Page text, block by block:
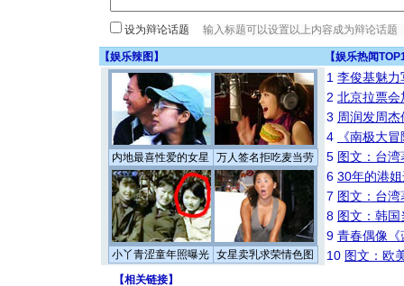
设为辩论话题
【娱乐辣图 】 【娱乐热闻
内地最喜性爱的女星 万人签名拒吃麦当劳
小丫青涩童年照曝光 女星卖乳求荣情色图
1 李俊基魅力
2 北京拉票
3 周润发周
4
《南极大
5 图文：台
6 30年的港
7 图文：台
8 图文：韩
9 青春偶像《
10 图文：欧
【相关链接】